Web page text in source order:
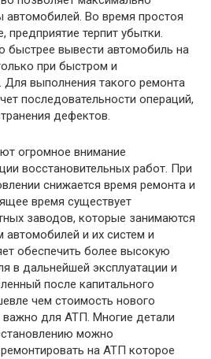
автомобилей. Во время простоя
предприятие терпит убытки.
вывести автомобиль на
при быстром и
Для выполнения такого ремонта
последовательности операций,
дефектов.
огромное внимание
восстановительных работ. При
снижается время ремонта и
время существует
заводов, которые занимаются
и их систем и
обеспечить более высокую
в дальнейшей эксплуатации и
после капитального
чем стоимость нового
важно для АТП. Многие детали
можно
на АТП которое